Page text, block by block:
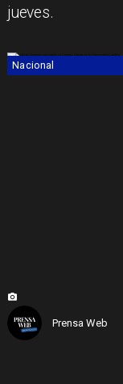
jueves.
Nacional
Prensa Web